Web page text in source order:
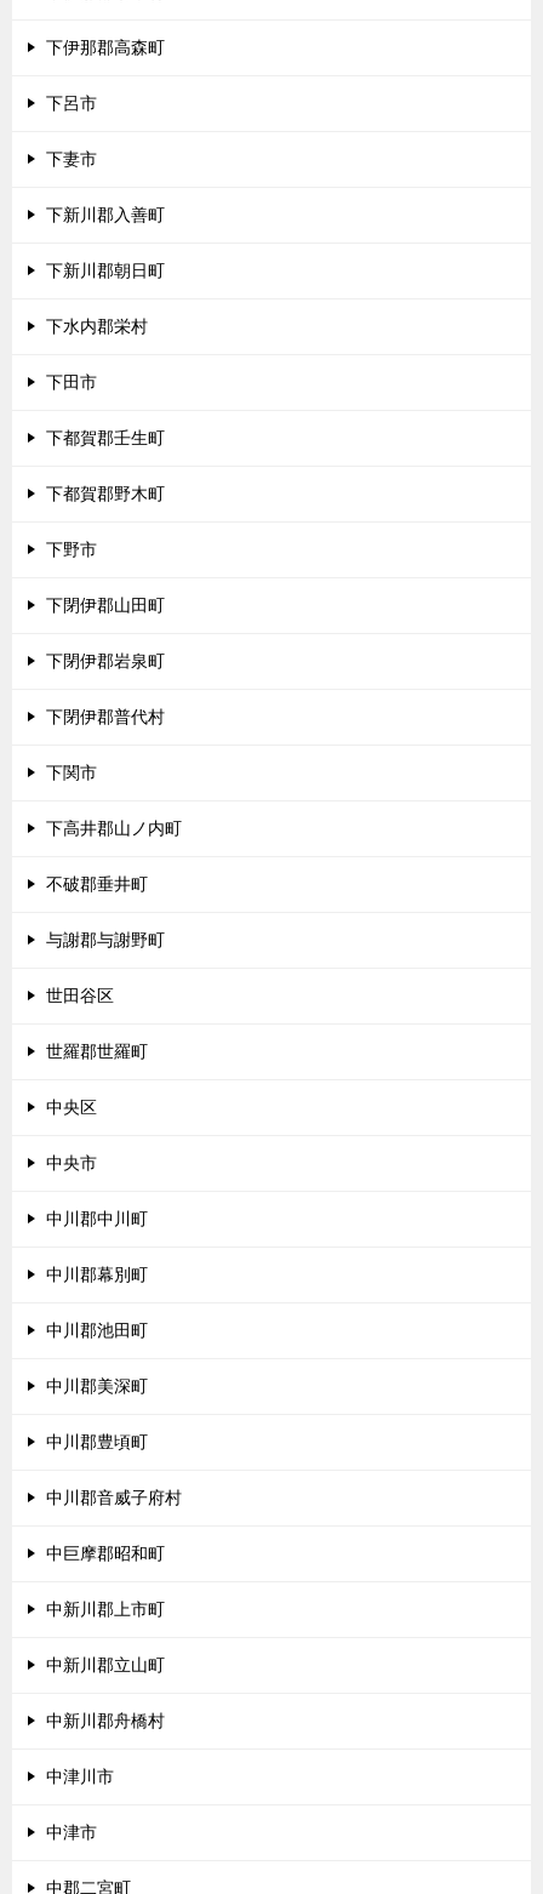
下伊那郡高森町
下呂市
下妻市
下新川郡入善町
下新川郡朝日町
下水内郡栄村
下田市
下都賀郡壬生町
下都賀郡野木町
下野市
下閉伊郡山田町
下閉伊郡岩泉町
下閉伊郡普代村
下関市
下高井郡山ノ内町
不破郡垂井町
与謝郡与謝野町
世田谷区
世羅郡世羅町
中央区
中央市
中川郡中川町
中川郡幕別町
中川郡池田町
中川郡美深町
中川郡豊頃町
中川郡音威子府村
中巨摩郡昭和町
中新川郡上市町
中新川郡立山町
中新川郡舟橋村
中津川市
中津市
中郡二宮町